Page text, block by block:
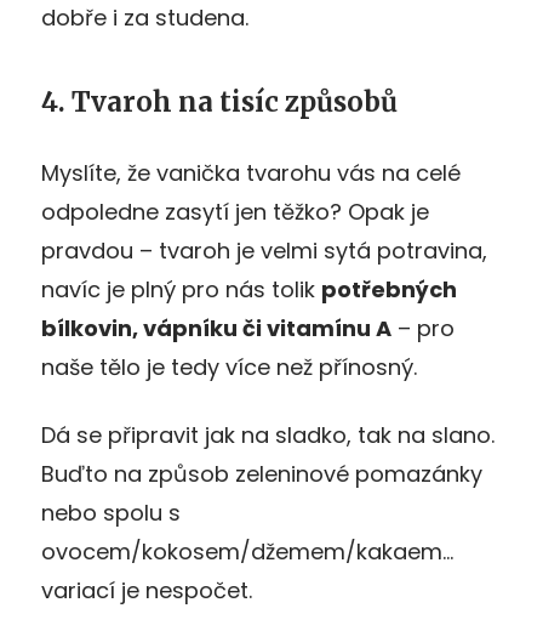
dobře i za studena.
4. Tvaroh na tisíc způsobů
Myslíte, že vanička tvarohu vás na celé
odpoledne zasytí jen těžko? Opak je
pravdou – tvaroh je velmi sytá potravina,
navíc je plný pro nás tolik potřebných
bílkovin, vápníku či vitamínu A – pro
naše tělo je tedy více než přínosný.
Dá se připravit jak na sladko, tak na slano.
Buďto na způsob zeleninové pomazánky
nebo spolu s
ovocem/kokosem/džemem/kakaem…
variací je nespočet.